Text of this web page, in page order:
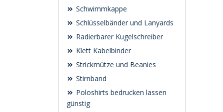
Schwimmkappe
Schlüsselbänder und Lanyards
Radierbarer Kugelschreiber
Klett Kabelbinder
Strickmütze und Beanies
Stirnband
Poloshirts bedrucken lassen
günstig